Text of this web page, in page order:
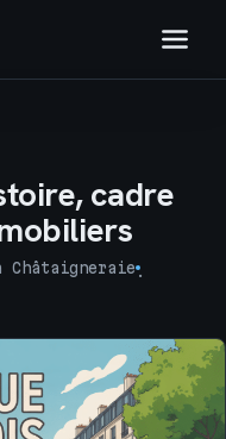
cadre
Châtaigneraie
·